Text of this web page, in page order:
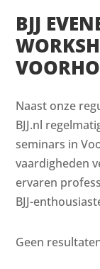
BJJ
Naast onze
BJJ.nl
seminars in
vaardigheden
ervaren
BJJ-
Geen